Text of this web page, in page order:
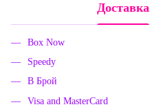
Доставка
Box Now
Speedy
В Брой
Visa and MasterCard